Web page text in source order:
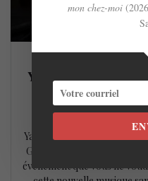
Yannick Rieu
Qu’en Grogne @
21
Yannick Rieu lance son
Génération Quartet au
événement que vous ne
mon chez-moi